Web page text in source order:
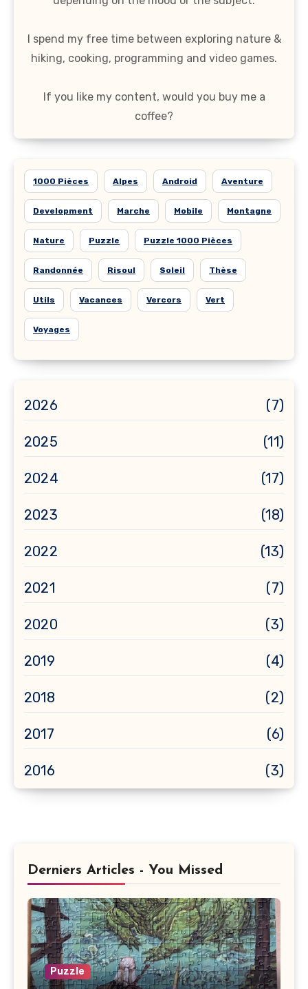
I spend my free time between exploring nature &
hiking, cooking, programming and video games.
If you like my content, would you buy me a
coffee?
1000 Pièces Alpes Android Aventure
Development Marche Mobile Montagne
Nature Puzzle Puzzle 1000 Pièces
Randonnée Risoul Soleil Thèse
Utils Vacances Vercors Vert
Voyages
2026 (7)
2025 (11)
2024 (17)
2023 (18)
2022 (13)
2021 (7)
2020 (3)
2019 (4)
2018 (2)
2017 (6)
2016 (3)
Derniers Articles - You Missed
Puzzle